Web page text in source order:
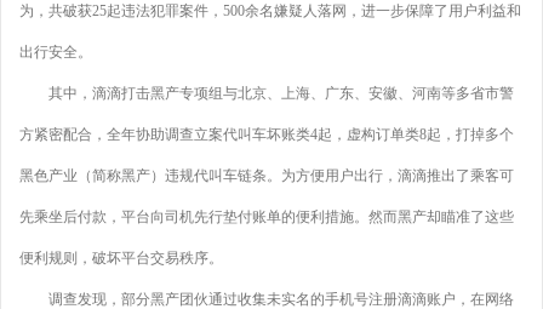
为，共破获25起违法犯罪案件，500余名嫌疑人落网，进一步保障了用户利益和
出行安全。
其中，滴滴打击黑产专项组与北京、上海、广东、安徽、河南等多省市警
方紧密配合，全年协助调查立案代叫车坏账类4起，虚构订单类8起，打掉多个
黑色产业（简称黑产）违规代叫车链条。为方便用户出行，滴滴推出了乘客可
先乘坐后付款，平台向司机先行垫付账单的便利措施。然而黑产却瞄准了这些
便利规则，破坏平台交易秩序。
调查发现，部分黑产团伙通过收集未实名的手机号注册滴滴账户，在网络